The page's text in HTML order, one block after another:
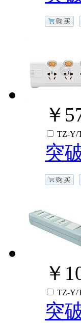
￥
TZ-Y/
突
￥
TZ-Y/
突